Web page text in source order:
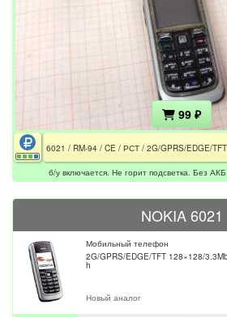
99 ₽
б/у включается. Не горит подсветка. Без
NOKIA 6021
Мобильный телефон
2G/GPRS/EDGE/TFT 128×128/
h
Новый аналог